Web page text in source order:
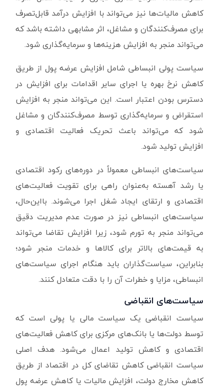
کاهش مالیات‌ها نیز می‌تواند با افزایش درآمد قابل‌تصرف
برای مصرف‌کنندگان و مشاغل، اثر مشابهی داشته باشد که
می‌تواند منجر به افزایش هزینه‌ها و سرمایه‌گذاری شود.
سیاست پولی انبساطی شامل افزایش عرضه پول از طریق
کاهش نرخ بهره یا اجرای سایر اقدامات برای افزایش در
دسترس بودن اعتبار است. این می‌تواند منجر به افزایش
استقراض و سرمایه‌گذاری توسط مصرف‌کنندگان و مشاغل
شود که می‌تواند باعث تحریک فعالیت اقتصادی و
افزایش تولید شود.
سیاست‌های انبساطی معمولاً در دوره‌های رکود اقتصادی
یا رشد آهسته به‌عنوان راهی برای تقویت فعالیت‌های
اقتصادی و ارتقای ایجاد شغل اجرا می‌شوند. بااین‌حال،
سیاست‌های انبساطی نیز در صورت عدم مدیریت دقیق
می‌تواند منجر به تورم شود، زیرا افزایش تقاضا می‌تواند
به قیمت‌های بالاتر برای کالاها و خدمات منجر شود؛
بنابراین، سیاست‌گذاران باید هنگام اجرای سیاست‌های
انبساطی، مزایا و خطرات آن را با دقت متعادل کنند.
سیاست‌های انقباضی
سیاست انقباضی یک سیاست مالی یا پولی است که
توسط دولت‌ها یا بانک‌های مرکزی برای کاهش فعالیت‌های
اقتصادی و کاهش تولید اعمال می‌شود. هدف اصلی
سیاست انقباضی کاهش تقاضای کل در اقتصاد از طریق
کاهش مخارج دولت، افزایش مالیات یا کاهش عرضه پول